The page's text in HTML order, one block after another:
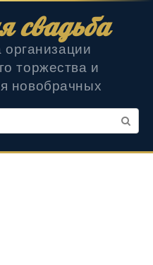
свадьба
торжества и
новобрачных